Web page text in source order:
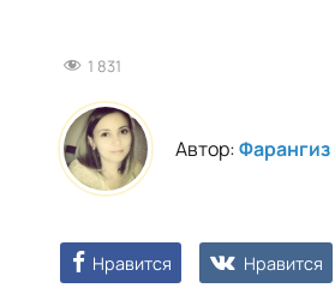
1 831
Автор:
Нравится Нравится